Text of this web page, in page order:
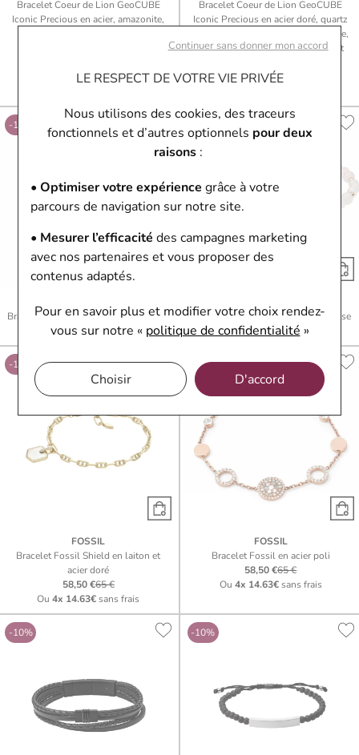
Continuer sans donner mon accord
LE RESPECT DE VOTRE VIE PRIVÉE
Nous utilisons des cookies, des traceurs
fonctionnels et d’autres optionnels pour deux
raisons:
• Optimiser votre expérience grâce à votre
parcours de navigation sur notre site.
• Mesurer l’efficacité des campagnes marketing
avec nos partenaires et vous proposer des
contenus adaptés.
Pour en savoir plus et modifier votre choix rendez-
vous sur notre « politique de confidentialité »
Choisir D'accord
Bracelet Coeur de Lion GeoCUBE
Iconic Precious en acier, amazonite,
20.03€sans frais
Bracelet Coeur de Lion GeoCUBE
Iconic Precious en acier doré, quartz
fumé, cornaline et onyx, quartz rose,
oeil de tigre, cristaux Swarovski et
107,10 €119 €
-10%
Bracelet FOSSIL en cuir marron tressé
40,50 €45 €
-10%
Bracelet Fossil en acier et quartz rose
35,10 €39 €
-10%
FOSSIL
Bracelet Fossil Shield en laiton et
acier doré
58,50 €65 €
Ou4x 14.63€sans frais
-10%
FOSSIL
Bracelet Fossil en acier poli
58,50 €65 €
Ou 4x 14.63€sans frais
-10% -10%